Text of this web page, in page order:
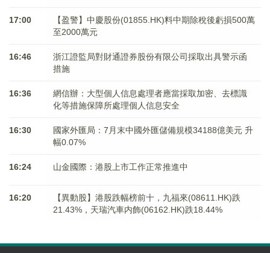
17:00
【盈警】中慶股份(01855.HK)料中期除稅後虧損500萬
至2000萬元
16:46
浙江證監局對財通證券股份有限公司採取出具警示函
措施
16:36
網信辦：大型個人信息處理者應當採取加密、去標識
化等措施保障所處理個人信息安全
16:30
國家外匯局：7月末中國外匯儲備規模34188億美元 升
幅0.07%
16:24 山金國際：港股上市工作正常推進中
16:20
【異動股】港股跌幅榜前十，九福來(08611.HK)跌
21.43%，天瑞汽車内飾(06162.HK)跌18.44%